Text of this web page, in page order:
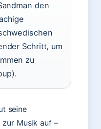
den
Schritt, um
zu
seine
Musik auf –